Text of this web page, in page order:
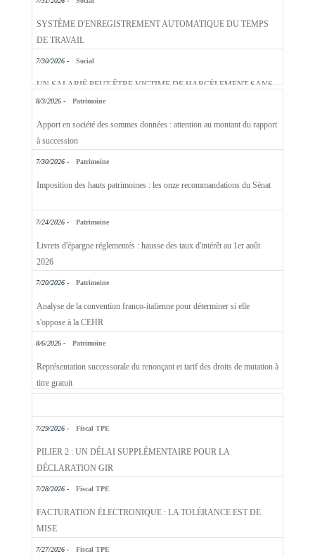
DE TRAVAIL
7/30/2026 - Social
UN SALARIÉ PEUT ÊTRE VICTIME DE HARCÈLEMENT SANS
ÊTRE DIRECTEMENT VISÉ
8/3/2026 - Patrimoine
Apport en société des sommes données : attention au montant du rapport
à succession
7/30/2026 - Patrimoine
Imposition des hauts patrimoines : les onze recommandations du Sénat
7/24/2026 - Patrimoine
Livrets d'épargne réglementés : hausse des taux d'intérêt au 1er août
2026
7/20/2026 - Patrimoine
Analyse de la convention franco-italienne pour déterminer si elle
s'oppose à la CEHR
8/6/2026 - Patrimoine
Représentation successorale du renonçant et tarif des droits de mutation à
titre gratuit
PILIER 2 : UN DÉLAI SUPPLÉMENTAIRE POUR LA
DÉCLARATION GIR
7/28/2026 - Fiscal TPE
FACTURATION ÉLECTRONIQUE : LA TOLÉRANCE EST DE
7/27/2026 -
MÉCÉNAT : UNE RÉDUCTION D'IMPÔT LIMITÉE POUR LA